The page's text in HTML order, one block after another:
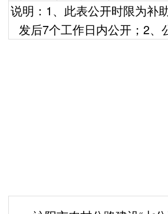
说明：1、此表公开时限为补
发后7个工作日内公开；2